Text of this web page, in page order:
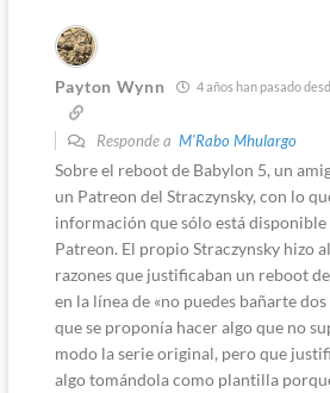
Payton Wynn 4 años han pasado
Responde a M'Rabo Mhulargo
Sobre el reboot de Babylon 5, un
un Patreon del Straczynsky, con lo
información que sólo está disponible
Patreon. El propio Straczynsky hizo
razones que justificaban un reboot
en la línea de «no puedes bañarte
que se proponía hacer algo que no
modo la serie original, pero que
algo tomándola como plantilla